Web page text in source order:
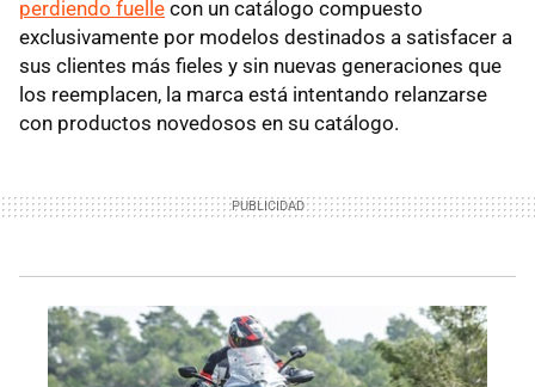
perdiendo fuelle con un catálogo compuesto
exclusivamente por modelos destinados a satisfacer a
sus clientes más fieles y sin nuevas generaciones que
los reemplacen, la marca está intentando relanzarse
con productos novedosos en su catálogo.